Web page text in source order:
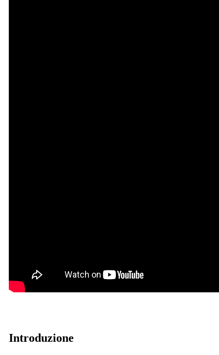
Introduzione